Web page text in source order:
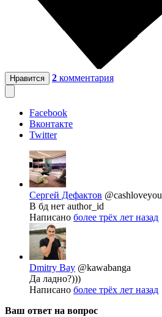
Нравится 2 комментария
Facebook
Вконтакте
Twitter
Сергей Дефактов @cashloveyou
В бд нет author_id
Написано более трёх лет назад
Dmitry Bay @kawabanga
Да ладно?)))
Написано более трёх лет назад
Ваш ответ на вопрос